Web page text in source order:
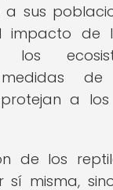
sus
impacto de
los
de
a
de los
sí misma,